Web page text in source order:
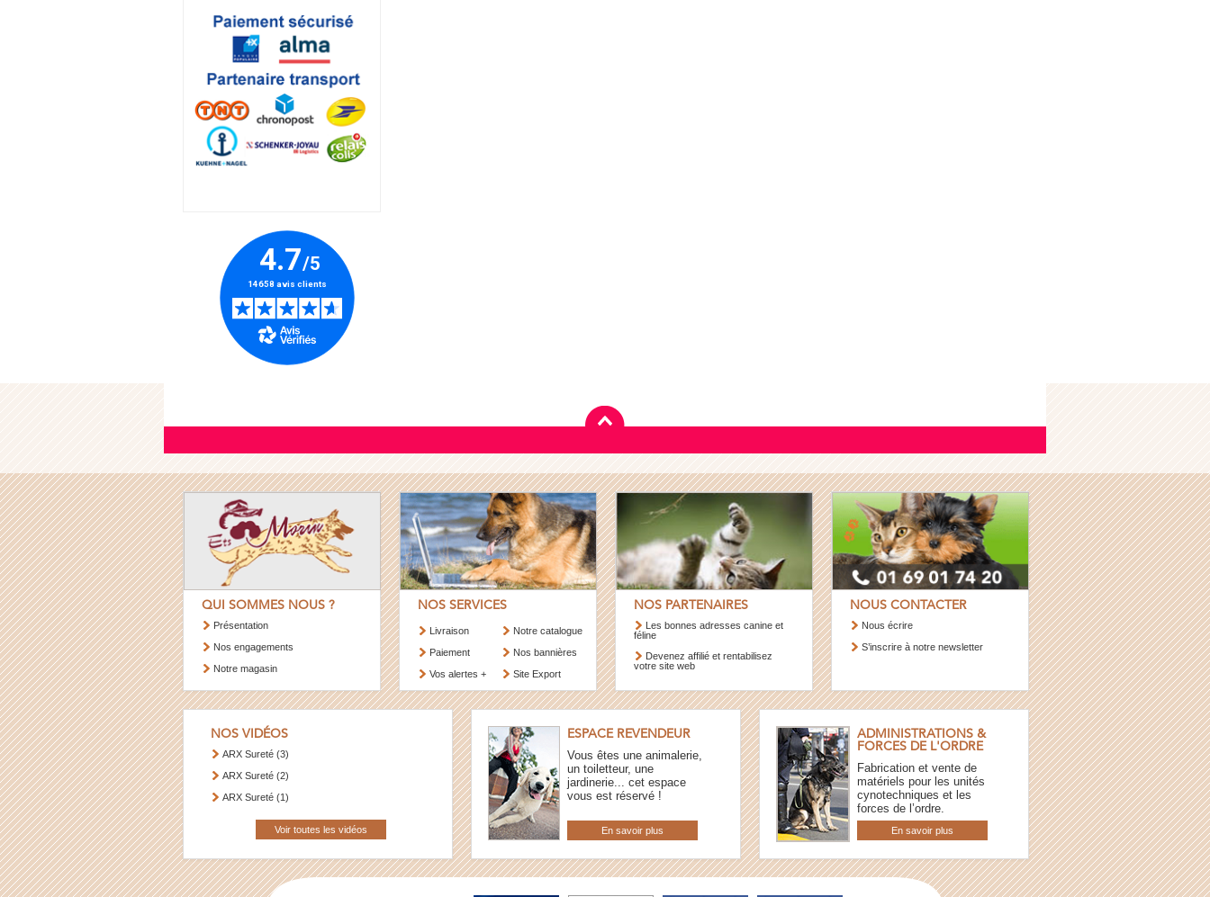
QUI SOMMES NOUS ?
Présentation
Nos engagements
Notre magasin
NOS SERVICES
Livraison
Paiement
Vos alertes +
Notre catalogue
Nos bannières
Site Export
NOS PARTENAIRES
Les bonnes adresses canine et
féline
Devenez affilié et rentabilisez
votre site web
NOUS CONTACTER
Nous écrire
S’inscrire à notre newsletter
NOS VIDÉOS
ARX Sureté (3)
ARX Sureté (2)
ARX Sureté (1)
Voir toutes les vidéos
ESPACE REVENDEUR
Vous êtes une animalerie,
un toiletteur, une
jardinerie... cet espace
vous est réservé !
En savoir plus
ADMINISTRATIONS &
FORCES DE L'ORDRE
Fabrication et vente de
matériels pour les unités
cynotechniques et les
forces de l’ordre.
En savoir plus